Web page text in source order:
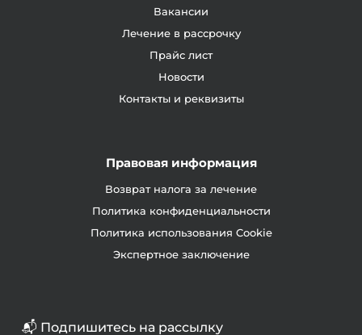
Вакансии
Лечение в рассрочку
Прайс лист
Новости
Контакты и реквизиты
Правовая информация
Возврат налога за лечение
Политика конфиденциальности
Политика использования Cookie
Экспертное заключение
📬 Подпишитесь на рассылку